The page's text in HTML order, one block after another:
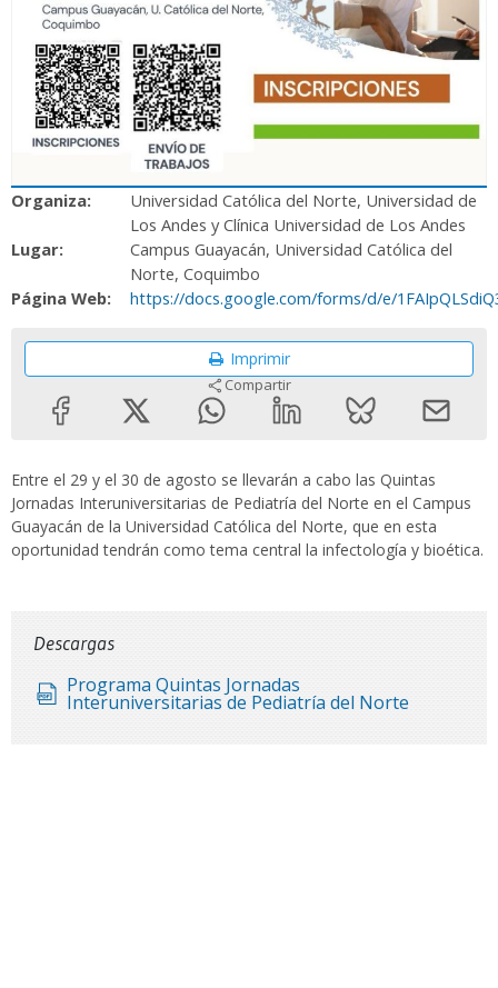
Organiza:
Universidad Católica del Norte, Universidad de
Los Andes y Clínica Universidad de Los Andes
Lugar:
Campus Guayacán, Universidad Católica del
Norte, Coquimbo
Página Web:
https://docs.google.com/forms/d/e/
Imprimir
Compartir
Entre el 29 y el 30 de agosto se llevarán a cabo las Quintas
Jornadas Interuniversitarias de Pediatría del Norte en el Campus
Guayacán de la Universidad Católica del Norte, que en esta
oportunidad tendrán como tema central la infectología y bioética.
Descargas
Programa Quintas Jornadas
Interuniversitarias de Pediatría del Norte